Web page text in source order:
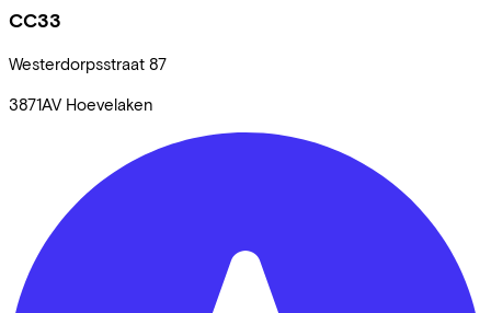
CC33
Westerdorpsstraat 87
3871AV Hoevelaken